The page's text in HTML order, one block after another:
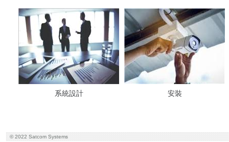
系統設計 安裝
© 2022 Satcom Systems